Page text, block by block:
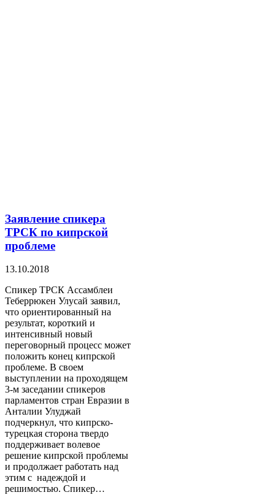
Заявление спикера
ТРСК по кипрской
проблеме
13.10.2018
Спикер ТРСК Ассамблеи
Теберрюкен Улусай заявил,
что ориентированный на
результат, короткий и
интенсивный новый
переговорный процесс может
положить конец кипрской
проблеме. В своем
выступлении на проходящем
3-м заседании спикеров
парламентов стран Евразии в
Анталии Улуджай
подчеркнул, что кипрско-
турецкая сторона твердо
поддерживает волевое
решение кипрской проблемы
и продолжает работать над
этим с надеждой и
решимостью. Спикер…